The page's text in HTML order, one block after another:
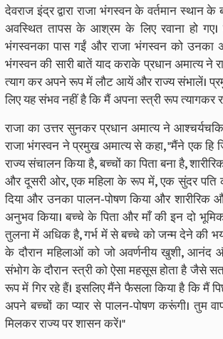
देवराज इंद्र द्वारा राजा भंगस्वन के वर्तमान
अवस्थित तापस के आश्रम के लिए रवाना हो
भंगस्वनका पास गईं और राजा भंगस्वन को उनका
भंगस्वन की सारी बातें याद कराके प्रधान अमात्य ने
त्याग कर अपने रूप में लौट आयें और राज्य संभालें।
लिए यह संभव नहीं है कि मैं अपना स्त्री रूप त्यागकर
राजा का उत्तर सुनकर प्रधान अमात्य ने
राजा भंगस्वन ने प्रमुख अमात्य से कहा, "मैंने एक हि
राज्य संचालन किया है, बच्चों का पिता बना है,
और दूसरी ओर, एक महिला के रूप में, एक सुंदर पति
दिया और उनका पालन-पोषण किया और
अनुभव किया। बच्चे के पिता और माँ की इन दो
तुलना में अधिक है, गर्भ में से बच्चे को जन्म देने की
के दौरान महिलाओं को जो अवर्णनीय खुशी, आनंद
संभोग के दौरान स्त्री को ऐसा महसूस होता है जैसे
रूप में गिर रहे हैं। इसलिए मैंने फैसला किया है कि मैं
अपने बच्चों का प्यार से पालन-पोषण करूंगी। तुम
मिलकर राज्य पर शासन करें।"